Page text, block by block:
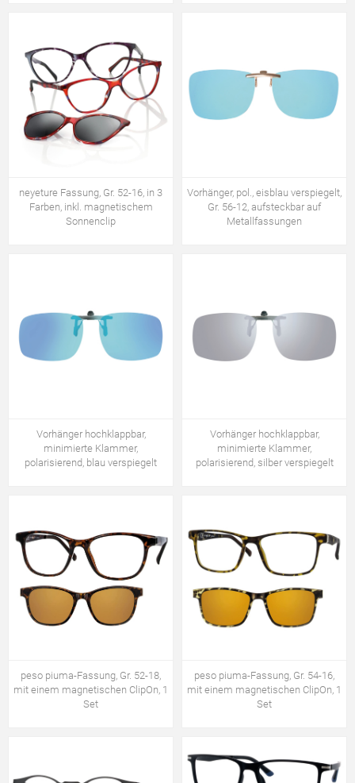
neyeture Fassung, Gr. 52-16, in 3
Farben, inkl. magnetischem
Sonnenclip
Vorhänger, pol., eisblau verspiegelt,
Gr. 56-12, aufsteckbar auf
Metallfassungen
Vorhänger hochklappbar,
minimierte Klammer,
polarisierend, blau verspiegelt
Vorhänger hochklappbar,
minimierte Klammer,
polarisierend, silber verspiegelt
peso piuma-Fassung, Gr. 52-18,
mit einem magnetischen ClipOn, 1
Set
peso piuma-Fassung, Gr. 54-16,
mit einem magnetischen ClipOn, 1
Set